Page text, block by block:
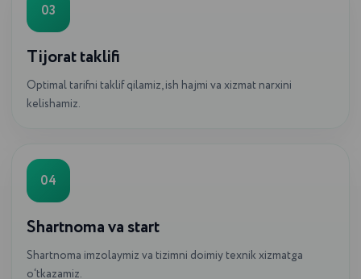
03
Tijorat taklifi
Optimal tarifni taklif qilamiz, ish hajmi va xizmat narxini
kelishamiz.
04
Shartnoma va start
Shartnoma imzolaymiz va tizimni doimiy texnik xizmatga
o‘tkazamiz.